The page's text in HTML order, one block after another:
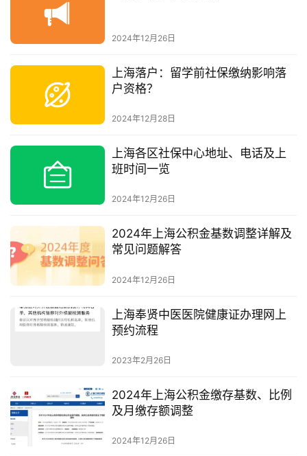
2024年12月26日
上海落户：留学前社保缴纳影响落
户资格？
2024年12月28日
上海各区社保中心地址、电话及上
班时间一览
2024年12月26日
2024年上海公积金基数调整详解及
常见问题解答
2024年12月26日
上海奉贤中医医院健康证办理网上
预约流程
2023年2月26日
2024年上海公积金缴存基数、比例
及月缴存额调整
2024年12月26日